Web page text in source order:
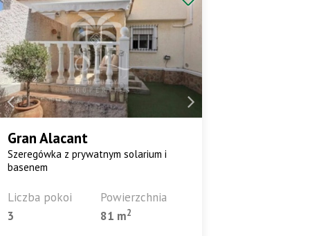
Gran Alacant
Szeregówka z prywatnym solarium i
basenem
Liczba pokoi
3
Powierzchnia
81 m2